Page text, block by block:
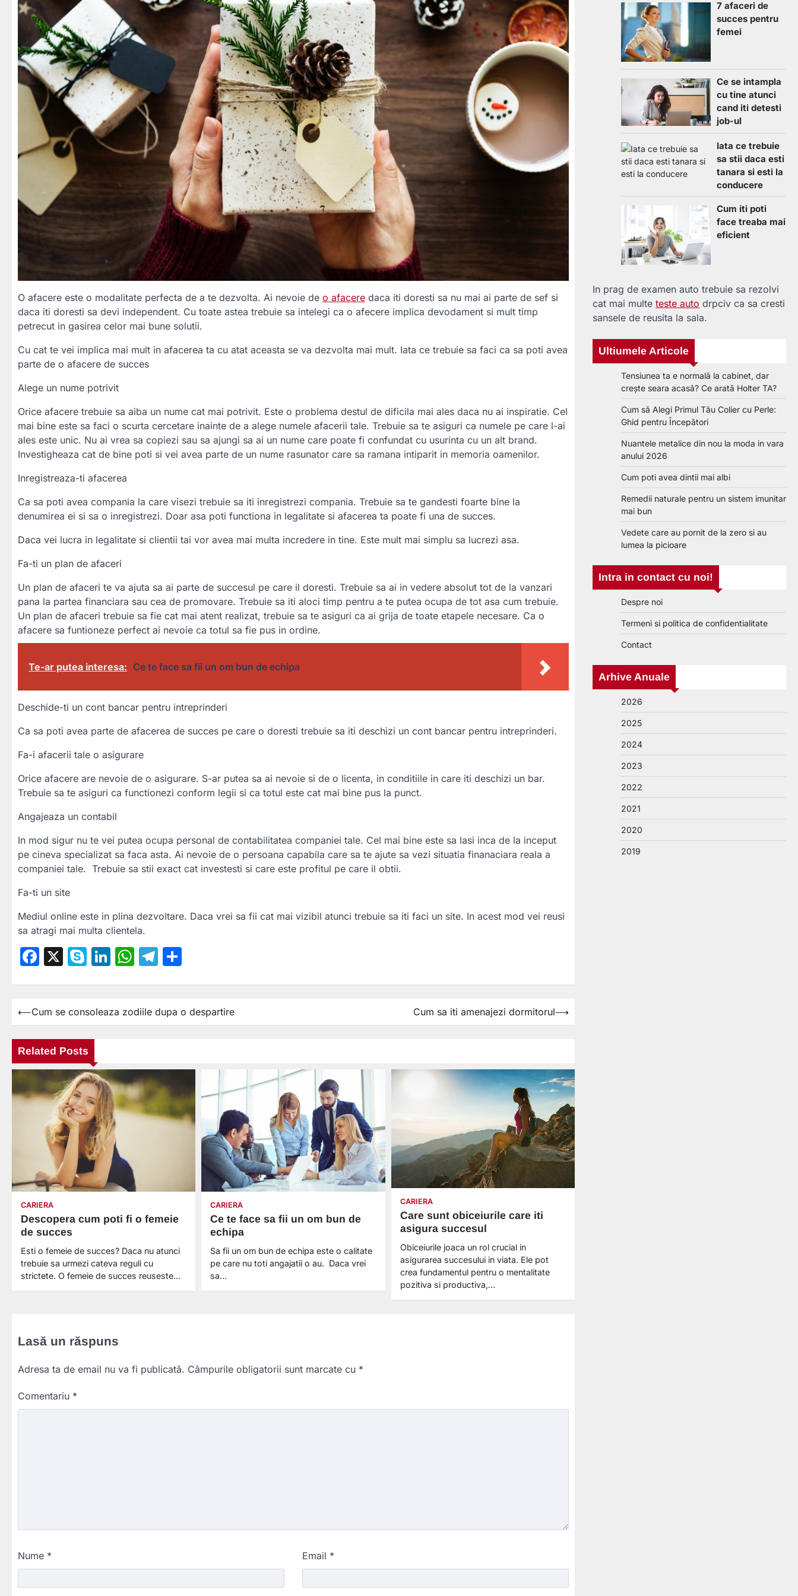
O afacere este o modalitate perfecta de a te dezvolta. Ai nevoie de o afacere daca iti doresti sa nu mai ai parte de sef si
daca iti doresti sa devi independent. Cu toate astea trebuie sa intelegi ca o afecere implica devodament si mult timp
petrecut in gasirea celor mai bune solutii.
Cu cat te vei implica mai mult in afacerea ta cu atat aceasta se va dezvolta mai mult. Iata ce trebuie sa faci ca sa poti avea
parte de o afacere de succes
Alege un nume potrivit
Orice afacere trebuie sa aiba un nume cat mai potrivit. Este o problema destul de dificila mai ales daca nu ai inspiratie. Cel
mai bine este sa faci o scurta cercetare inainte de a alege numele afacerii tale. Trebuie sa te asiguri ca numele pe care l-ai
ales este unic. Nu ai vrea sa copiezi sau sa ajungi sa ai un nume care poate fi confundat cu usurinta cu un alt brand.
Investigheaza cat de bine poti si vei avea parte de un nume rasunator care sa ramana intiparit in memoria oamenilor.
Inregistreaza-ti afacerea
Ca sa poti avea compania la care visezi trebuie sa iti inregistrezi compania. Trebuie sa te gandesti foarte bine la
denumirea ei si sa o inregistrezi. Doar asa poti functiona in legalitate si afacerea ta poate fi una de succes.
Daca vei lucra in legalitate si clientii tai vor avea mai multa incredere in tine. Este mult mai simplu sa lucrezi asa.
Fa-ti un plan de afaceri
Un plan de afaceri te va ajuta sa ai parte de succesul pe care il doresti. Trebuie sa ai in vedere absolut tot de la vanzari
pana la partea financiara sau cea de promovare. Trebuie sa iti aloci timp pentru a te putea ocupa de tot asa cum trebuie.
Un plan de afaceri trebuie sa fie cat mai atent realizat, trebuie sa te asiguri ca ai grija de toate etapele necesare. Ca o
afacere sa funtioneze perfect ai nevoie ca totul sa fie pus in ordine.
Te-ar putea interesa: Ce te face sa fii un om bun de echipa
Deschide-ti un cont bancar pentru intreprinderi
Ca sa poti avea parte de afacerea de succes pe care o doresti trebuie sa iti deschizi un cont bancar pentru intreprinderi.
Fa-i afacerii tale o asigurare
Orice afacere are nevoie de o asigurare. S-ar putea sa ai nevoie si de o licenta, in conditiile in care iti deschizi un bar.
Trebuie sa te asiguri ca functionezi conform legii si ca totul este cat mai bine pus la punct.
Angajeaza un contabil
In mod sigur nu te vei putea ocupa personal de contabilitatea companiei tale. Cel mai bine este sa lasi inca de la inceput
pe cineva specializat sa faca asta. Ai nevoie de o persoana capabila care sa te ajute sa vezi situatia finanaciara reala a
companiei tale. Trebuie sa stii exact cat investesti si care este profitul pe care il obtii.
Fa-ti un site
Mediul online este in plina dezvoltare. Daca vrei sa fii cat mai vizibil atunci trebuie sa iti faci un site. In acest mod vei reusi
sa atragi mai multa clientela.
Facebook
X Skype
LinkedIn
WhatsApp
Telegram
Navigare
articole
⟵Cum se consoleaza zodiile dupa o despartire Cum sa iti amenajezi dormitorul⟶
Related Posts
CARIERA
Descopera cum poti fi o femeie
de succes
Esti o femeie de succes? Daca nu atunci
trebuie sa urmezi cateva reguli cu
strictete. O femeie de succes reuseste…
CARIERA
Ce te face sa fii un om bun de
echipa
Sa fii un om bun de echipa este o calitate
pe care nu toti angajatii o au. Daca vrei
sa…
CARIERA
Care sunt obiceiurile care iti
asigura succesul
Obiceiurile joaca un rol crucial in
asigurarea succesului in viata. Ele pot
crea fundamentul pentru o mentalitate
pozitiva si productiva,…
Lasă un răspuns
Adresa ta de email nu va fi publicată. Câmpurile obligatorii sunt marcate cu *
Comentariu *
Nume * Email *
7 afaceri de
succes pentru
femei
Ce se intampla
cu tine atunci
cand iti detesti
job-ul
Iata ce trebuie
sa stii daca esti
tanara si esti la
conducere
Cum iti poti
face treaba mai
eficient
In prag de examen auto trebuie sa rezolvi
cat mai multe teste auto drpciv ca sa cresti
sansele de reusita la sala.
Ultiumele Articole
Tensiunea ta e normală la cabinet, dar
crește seara acasă? Ce arată Holter TA?
Cum să Alegi Primul Tău Colier cu Perle:
Ghid pentru Începători
Nuantele metalice din nou la moda in vara
anului 2026
Cum poti avea dintii mai albi
Remedii naturale pentru un sistem imunitar
mai bun
Vedete care au pornit de la zero si au
lumea la picioare
Intra in contact cu noi!
Despre noi
Termeni si politica de confidentialitate
Contact
Arhive Anuale
2026
2025
2024
2023
2022
2021
2020
2019